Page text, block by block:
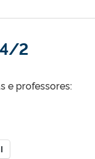
2
e professores: